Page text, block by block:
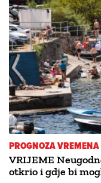
PROGNOZA VREMENA
VRIJEME
otkrio i gdje bi